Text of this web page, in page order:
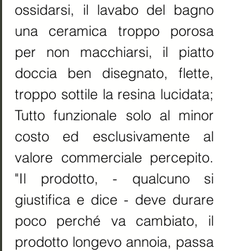
ossidarsi, il lavabo del bagno
una ceramica troppo porosa
per non macchiarsi, il piatto
doccia ben disegnato, flette,
troppo sottile la resina lucidata;
Tutto funzionale solo al minor
costo ed esclusivamente al
valore commerciale percepito.
"Il prodotto, - qualcuno si
giustifica e dice - deve durare
poco perché va cambiato, il
prodotto longevo annoia, passa